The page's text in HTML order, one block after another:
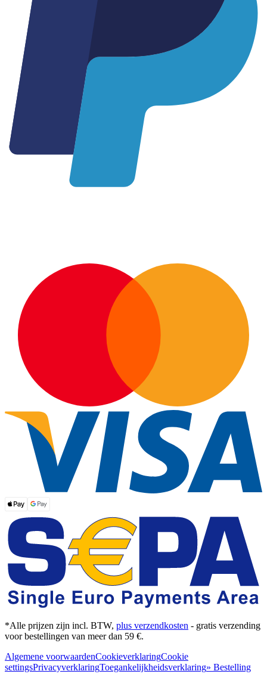
*Alle prijzen zijn incl. BTW, plus verzendkosten - gratis verzending
voor bestellingen van meer dan 59 €.
Algemene voorwaardenCookieverklaringCookie
settingsPrivacyverklaringToegankelijkheidsverklaring» Bestelling